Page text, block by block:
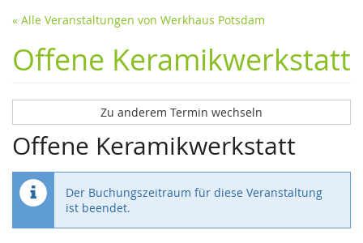
« Alle Veranstaltungen von Werkhaus Potsdam
Offene Keramikwerkstatt
Zu anderem Termin wechseln
Offene Keramikwerkstatt
Der Buchungszeitraum für diese Veranstaltung
ist beendet.